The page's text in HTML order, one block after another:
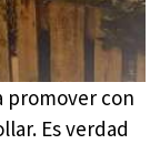
promover con
Es verdad